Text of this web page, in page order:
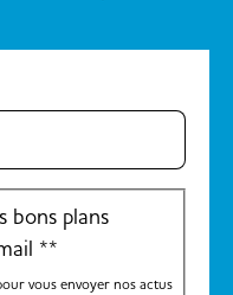
Park Toulon La
Trampoline
bons plans
**
vous envoyer nos actus